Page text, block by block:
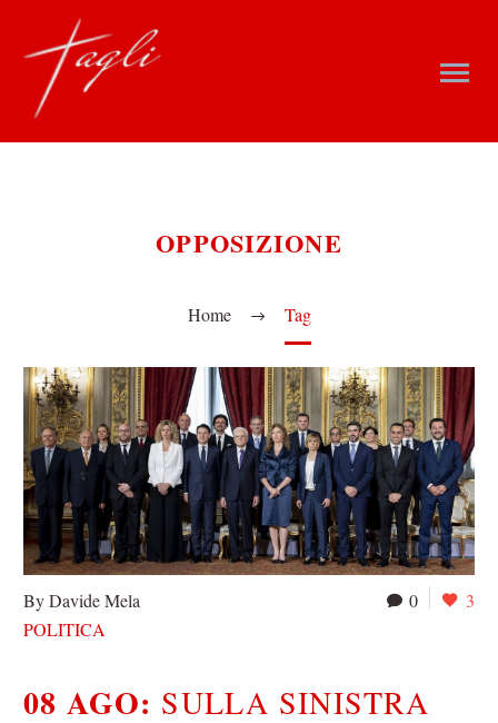
OPPOSIZIONE
Home Tag
0 3
By Davide Mela
POLITICA
08 AGO: SULLA SINISTRA